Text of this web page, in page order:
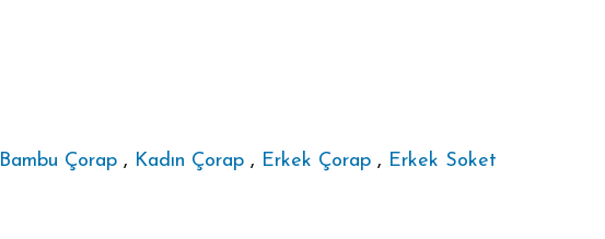
Bambu Çorap , Kadın Çorap , Erkek Çorap , Erkek Soket